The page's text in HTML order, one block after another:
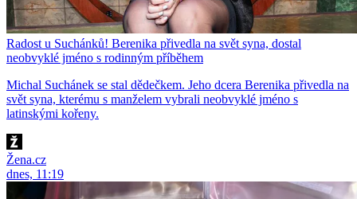
Radost u Suchánků! Berenika přivedla na svět syna, dostal
neobvyklé jméno s rodinným příběhem
Michal Suchánek se stal dědečkem. Jeho dcera Berenika přivedla na
svět syna, kterému s manželem vybrali neobvyklé jméno s
latinskými kořeny.
Žena.cz
dnes, 11:19